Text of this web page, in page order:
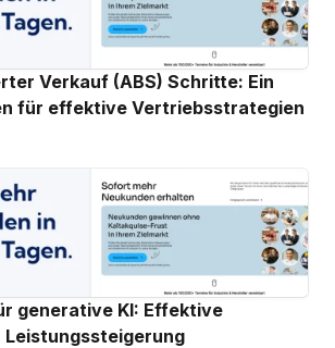
Verkauf (ABS) Schritte: Ein
für effektive Vertriebsstrategien
generative KI: Effektive